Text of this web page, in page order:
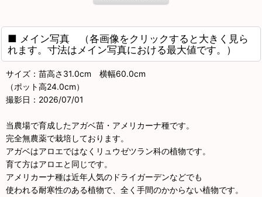
■ メイン写真 （各画像をクリックすると大きく見ら
れます。寸法はメイン写真における最大値です。）
サイズ：苗高さ31.0cm 横幅60.0cm
（ポット高24.0cm）
撮影日：2026/07/01
当農場で育成したアガベ苗・アメリカーナ種です。
完全無農薬で栽培しております。
アガベはアロエではなくリュウゼツラン科の植物です。
育て方はアロエと同じです。
アメリカーナ種は近年人気のドライガーデンなどでも
使われる耐寒性のある植物で、全く手間のかからない植物です。